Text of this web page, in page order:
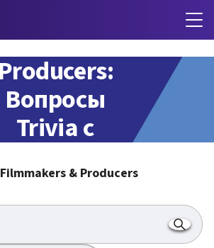
&
Producers:
Вопросы
Trivia с
Filmmakers & Producers